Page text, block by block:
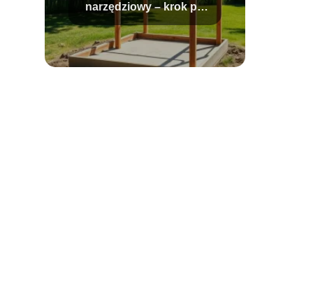
narzędziowy – krok po
kroku